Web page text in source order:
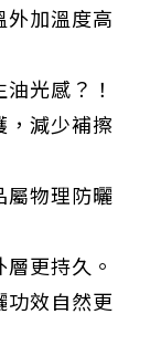
外加溫度高
光感？！
，減少補擦
屬物理防曬
更持久。
效自然更